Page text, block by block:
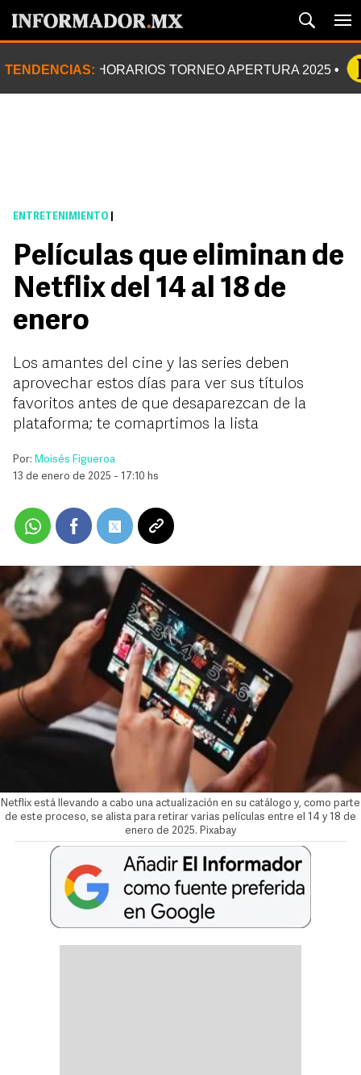
TENDENCIAS: HORARIOS TORNEO APERTURA 2025
ENTRETENIMIENTO
Películas que eliminan de
Netflix del 14 al 18 de
enero
Los amantes del cine y las series deben
aprovechar estos días para ver sus títulos
favoritos antes de que desaparezcan de la
plataforma; te comaprtimos la lista
Por: Moisés Figueroa
13 de enero de 2025 - 17:10 hs
Netflix está llevando a cabo una actualización en su catálogo y, como parte
de este proceso, se alista para retirar varias películas entre el 14 y 18 de
enero de 2025. Pixabay